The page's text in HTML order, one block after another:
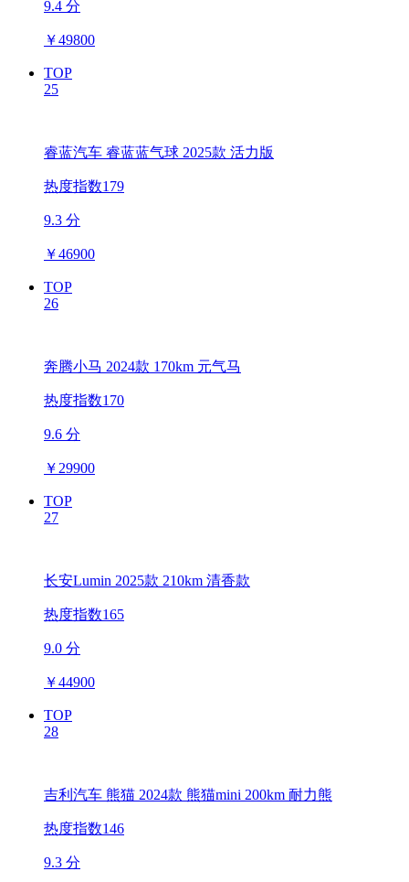
9.4 分
￥49800
TOP
25
睿蓝汽车 睿蓝蓝气球 2025款 活力版
热度指数179
9.3 分
￥46900
TOP
26
奔腾小马 2024款 170km 元气马
热度指数170
9.6 分
￥ 29900
TOP
27
长安Lumin 2025款 210km 清香款
热度指数165
9.0 分
￥44900
TOP
28
吉利汽车 熊猫 2024款 熊猫mini 200km 耐力熊
热度指数146
9.3 分